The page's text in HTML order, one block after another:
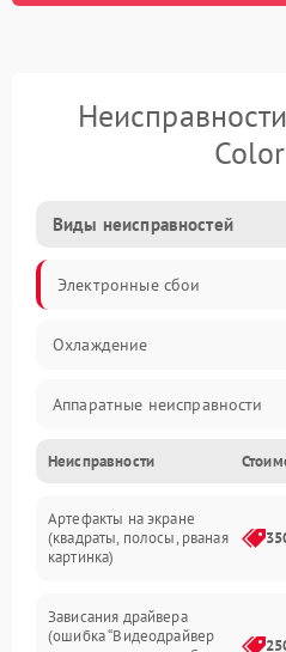
Виды неисправностей
Электронные сбои
Охлаждение
Аппаратные неисправности
Перегрев и термопроблемы
Видео
Интерфейсные и
Неисправности
Артефакты на экране
(квадраты, полосы, рваная
картинка)
Зависания драйвера
(ошибка “Видеодрайвер